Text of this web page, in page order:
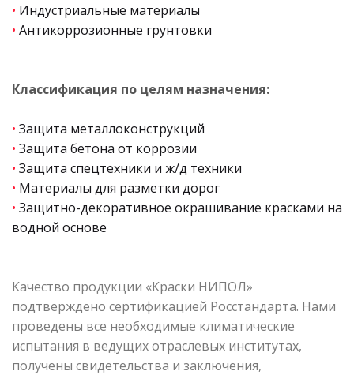
• Индустриальные материалы
• Антикоррозионные грунтовки
Классификация по целям назначения:
• Защита металлоконструкций
• Защита бетона от коррозии
• Защита спецтехники и ж/д техники
• Материалы для разметки дорог
• Защитно-декоративное окрашивание красками на
водной основе
Качество продукции «Краски НИПОЛ»
подтверждено сертификацией Росстандарта. Нами
проведены все необходимые климатические
испытания в ведущих отраслевых институтах,
получены свидетельства и заключения,